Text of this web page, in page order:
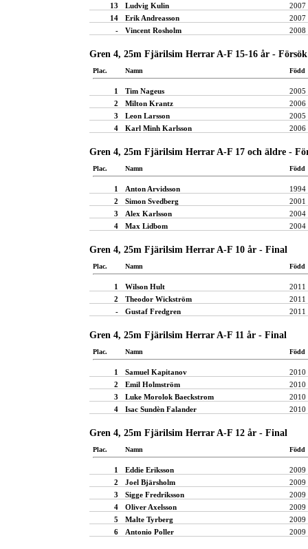
13
Ludvig Kulin
2007
14
Erik Andreasson
2007
-
Vincent Rosholm 2008
Gren 4, 25m Fjärilsim Herrar A-F 15-16 år - Försök
Plac. Namn Född
1 Tim Nageus
2005
2
Milton Krantz
2006
3
Leon Larsson
2005
4
Karl Minh Karlsson 2006
Gren 4, 25m Fjärilsim Herrar A-F 17 och äldre -
Plac. Namn Född
1 Anton Arvidsson
1994
2
Simon Svedberg
2001
3
Alex Karlsson
2004
4
Max Lidbom 2004
Gren 4, 25m Fjärilsim Herrar A-F 10 år - Final
Plac. Namn Född
1 Wilson Hult
2011
2
Theodor Wickström
2011
-
Gustaf Fredgren 2011
Gren 4, 25m Fjärilsim Herrar A-F 11 år - Final
Plac. Namn Född
1 Samuel Kapitanov
2010
2
Emil Holmström
2010
3
Luke Morolok Baeckstrom
2010
4
Isac Sundèn Falander 2010
Gren 4, 25m Fjärilsim Herrar A-F 12 år - Final
Plac. Namn Född
1 Eddie Eriksson
2009
2
Joel Bjärsholm
2009
3
Sigge Fredriksson
2009
4
Oliver Axelsson
2009
5
Malte Tyrberg
2009
6
Antonio Poller 2009